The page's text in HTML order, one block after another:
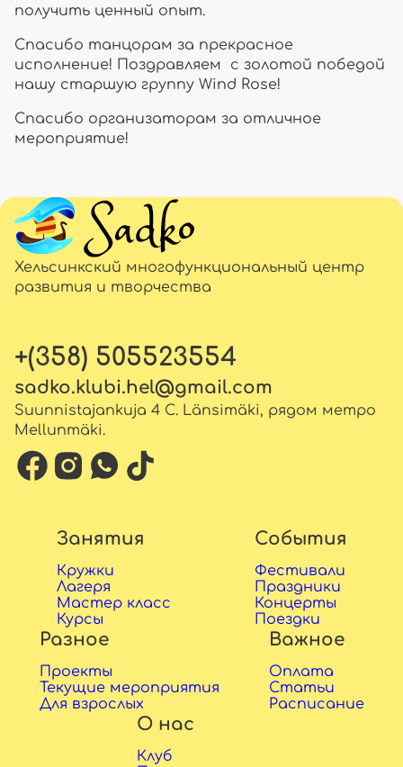
получить ценный опыт.
Спасибо танцорам за прекрасное
исполнение! Поздравляем с золотой победой
нашу старшую группу Wind Rose!
Спасибо организаторам за отличное
мероприятие!
Хельсинкский многофункциональный центр
развития и творчества
+(358) 505523554
sadko.klubi.hel@gmail.com
Suunnistajankuja 4 C. Länsimäki, рядом метро
Mellunmäki.
Занятия
Кружки
Лагеря
Мастер класс
Курсы
События
Фестивали
Праздники
Концерты
Поездки
Разное
Проекты
Текущие мероприятия
Для взрослых
Важное
Оплата
Статьи
Расписание
О нас
Клуб